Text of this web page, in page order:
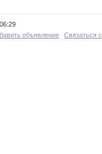
объявление Связаться